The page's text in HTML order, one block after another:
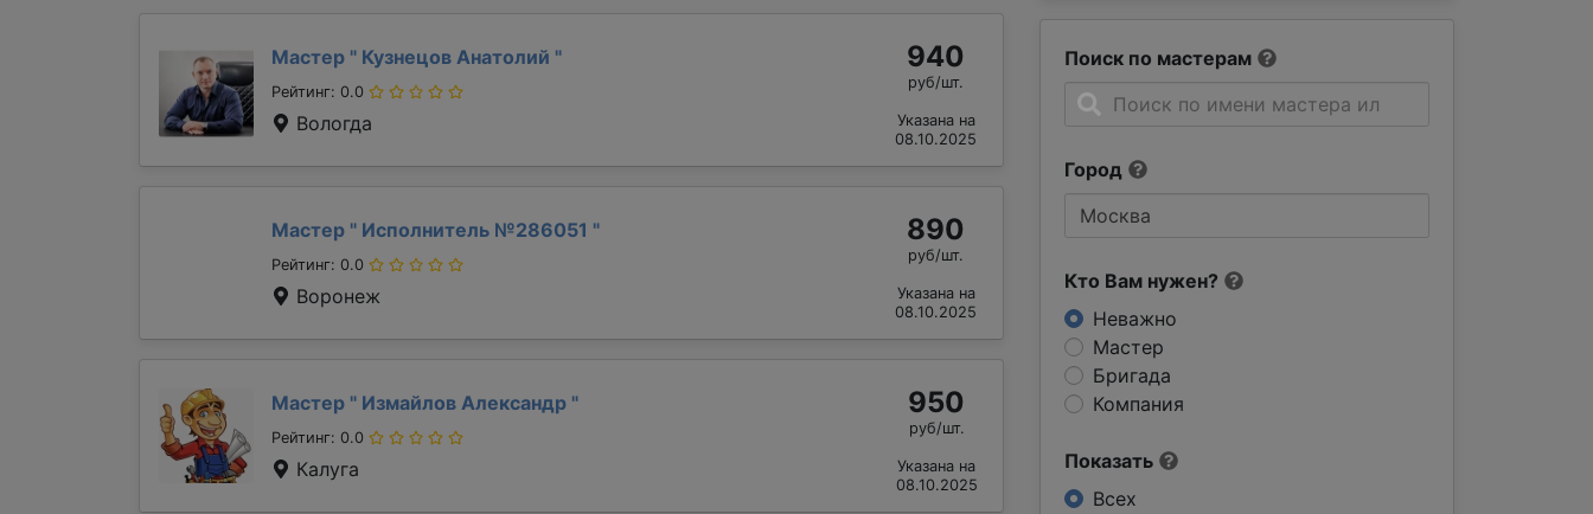
Поиск по мастерам
Город
Кто Вам нужен?
Неважно
Мастер
Бригада
Компания
Показать
Всех
Мастер " Кузнецов Анатолий "
Рейтинг: 0.0
Вологда
940
руб/шт.
Указана на
08.10.2025
Мастер " Исполнитель №286051 "
Рейтинг: 0.0
Воронеж
890
руб/шт.
Указана на
08.10.2025
Мастер " Измайлов Александр "
Рейтинг: 0.0
Калуга
950
руб/шт.
Указана на
08.10.2025